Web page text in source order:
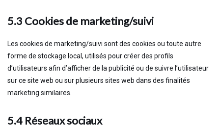
5.3 Cookies de marketing/suivi
Les cookies de marketing/suivi sont des cookies ou toute autre
forme de stockage local, utilisés pour créer des profils
d’utilisateurs afin d’afficher de la publicité ou de suivre l’utilisateur
sur ce site web ou sur plusieurs sites web dans des finalités
marketing similaires.
5.4 Réseaux sociaux